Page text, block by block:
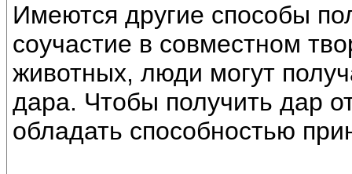
Имеются другие способы
соучастие в совместном
животных, люди могут
дара. Чтобы получить дар
обладать способностью